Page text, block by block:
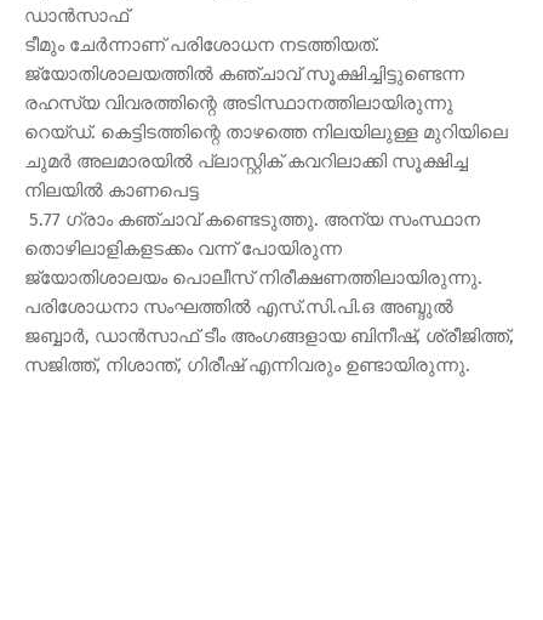
ഡാന്‍സാഫ്
ടീമും ചേര്‍ന്നാണ് പരിശോധന നടത്തിയത്.
ജ്യോതിശാലയത്തില്‍ കഞ്ചാവ് സൂക്ഷിച്ചിട്ടുണ്ടെന്ന
രഹസ്യ വിവരത്തിന്റെ അടിസ്ഥാനത്തിലായിരുന്നു
റെയ്ഡ്. കെട്ടിടത്തിന്റെ താഴത്തെ നിലയിലുള്ള മുറിയിലെ
ചുമര്‍ അലമാരയില്‍ പ്ലാസ്റ്റിക് കവറിലാക്കി സൂക്ഷിച്ച
നിലയിൽ കാണപെട്ട
5.77 ഗ്രാം കഞ്ചാവ് കണ്ടെടുത്തു. അന്യ സംസ്ഥാന
തൊഴിലാളികളടക്കം വന്ന് പോയിരുന്ന
ജ്യോതിശാലയം പൊലീസ് നിരീക്ഷണത്തിലായിരുന്നു.
പരിശോധനാ സംഘത്തില്‍ എസ്.സി.പി.ഒ അബ്ദുല്‍
ജബ്ബാര്‍, ഡാന്‍സാഫ് ടീം അംഗങ്ങളായ ബിനീഷ്, ശ്രീജിത്ത്,
സജിത്ത്, നിശാന്ത്, ഗിരീഷ് എന്നിവരും ഉണ്ടായിരുന്നു.